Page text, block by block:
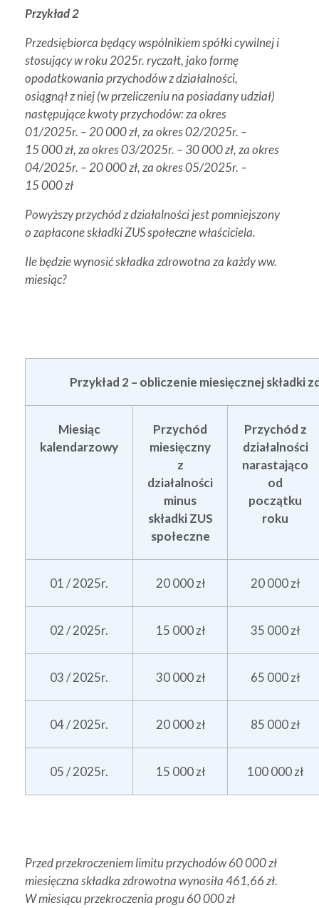
Przykład 2
Przedsiębiorca będący wspólnikiem spółki cywilnej i
stosujący w roku 2025r. ryczałt, jako formę
opodatkowania przychodów z działalności,
osiągnął z niej (w przeliczeniu na posiadany udział)
następujące kwoty przychodów: za okres
01/2025r. – 20 000 zł, za okres 02/2025r. –
15 000 zł, za okres 03/2025r. – 30 000 zł, za okres
04/2025r. – 20 000 zł, za okres 05/2025r. –
15 000 zł
Powyższy przychód z działalności jest pomniejszony
o zapłacone składki ZUS społeczne właściciela.
Ile będzie wynosić składka zdrowotna za każdy ww.
miesiąc?
Przykład 2 – obliczenie miesięcznej składki
Miesiąc
kalendarzowy
Przychód
miesięczny
z
działalności
minus
składki ZUS
społeczne
Przychód z
działalności
narastająco
od
początku
roku
01 / 2025r. 20 000 zł 20 000 zł
02 / 2025r. 15 000 zł 35 000 zł
03 / 2025r. 30 000 zł 65 000 zł
04 / 2025r. 20 000 zł 85 000 zł
05 / 2025r. 15 000 zł 100 000 zł
Przed przekroczeniem limitu przychodów 60 000 zł
miesięczna składka zdrowotna wynosiła 461,66 zł.
W miesiącu przekroczenia progu 60 000 zł